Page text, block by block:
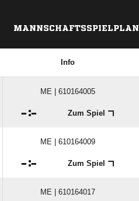
MANNSCHAFTSSPIELPLAN
Info
ME | 610164005
: Zum Spiel
ME | 610164009
: Zum Spiel
ME | 610164017